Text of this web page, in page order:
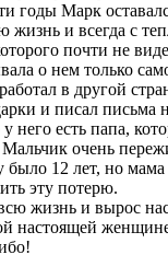
годы Марк
жизнь и всегда с
почти не
о нем только
в другой
и писал письма
него есть папа,
Мальчик очень
было 12 лет, но
эту потерю.
жизнь и вырос
настоящей